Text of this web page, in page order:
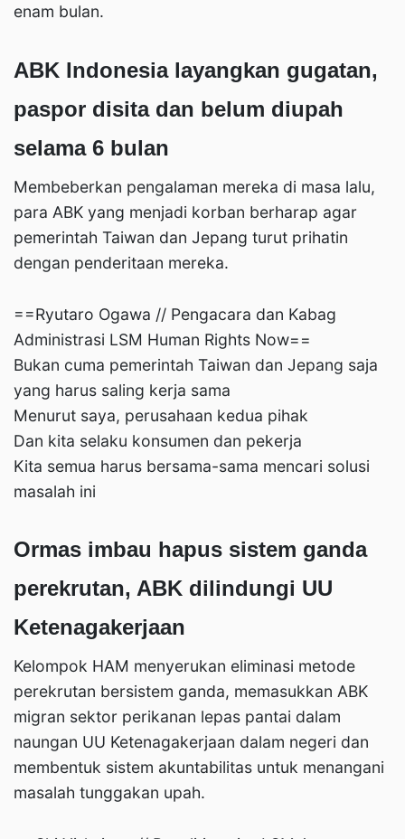
enam bulan.
ABK Indonesia layangkan gugatan,
paspor disita dan belum diupah
selama 6 bulan
Membeberkan pengalaman mereka di masa lalu,
para ABK yang menjadi korban berharap agar
pemerintah Taiwan dan Jepang turut prihatin
dengan penderitaan mereka.
==Ryutaro Ogawa // Pengacara dan Kabag
Administrasi LSM Human Rights Now==
Bukan cuma pemerintah Taiwan dan Jepang saja
yang harus saling kerja sama
Menurut saya, perusahaan kedua pihak
Dan kita selaku konsumen dan pekerja
Kita semua harus bersama-sama mencari solusi
masalah ini
Ormas imbau hapus sistem ganda
perekrutan, ABK dilindungi UU
Ketenagakerjaan
Kelompok HAM menyerukan eliminasi metode
perekrutan bersistem ganda, memasukkan ABK
migran sektor perikanan lepas pantai dalam
naungan UU Ketenagakerjaan dalam negeri dan
membentuk sistem akuntabilitas untuk menangani
masalah tunggakan upah.